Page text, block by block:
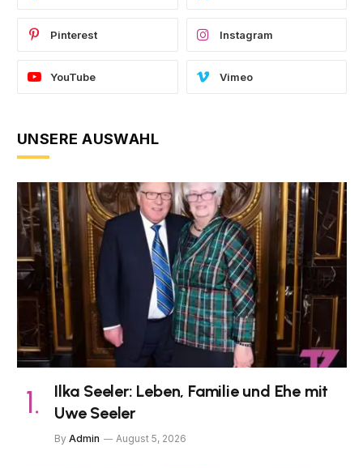
Pinterest Instagram
YouTube Vimeo
UNSERE AUSWAHL
Ilka Seeler: Leben, Familie und Ehe mit
Uwe Seeler
By Admin August 5, 2026